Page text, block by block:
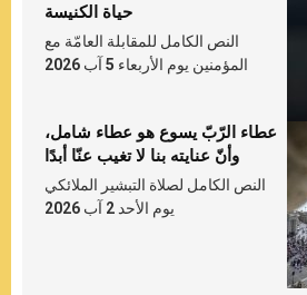
حياة الكنيسة
النص الكامل للمقابلة العامّة مع
المؤمنين يوم الأربعاء 5 آب 2026
عطاء الرّبّ يسوع هو عطاء شامل،
وأنّ عنايته بنا لا تغيب عنّا أبدًا
النص الكامل لصلاة التبشير الملائكي
يوم الأحد 2 آب 2026